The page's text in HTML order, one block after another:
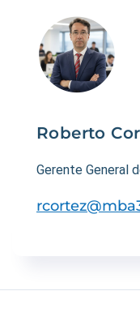
Roberto
Gerente General